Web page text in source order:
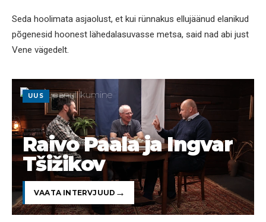
Seda hoolimata asjaolust, et kui rünnakus ellujäänud elanikud
põgenesid hoonest lähedalasuvasse metsa, said nad abi just
Vene vägedelt.
UUS
Raivo Paala ja Ingvar
Tšižikov
VAATA INTERVJUUD